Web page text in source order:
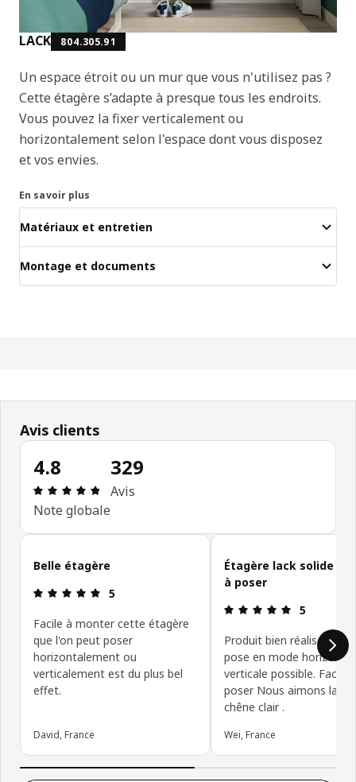
LACK 804.305.91
Un espace étroit ou un mur que vous n'utilisez pas ?
Cette étagère s’adapte à presque tous les endroits.
Vous pouvez la fixer verticalement ou
horizontalement selon l'espace dont vous disposez
et vos envies.
En savoir plus
Matériaux et entretien
Montage et documents
Avis clients
4.8
Avis: 4.8 sur 5 étoiles Nombre total d'avis: 329
Note globale
329
Avis
Ignorer les avis clients
Belle étagère
Avis: 5 sur 5 étoiles
5
Facile à monter cette étagère
que l'on peut poser
horizontalement ou
verticalement est du plus bel
effet.
David, France
Étagère lack solide et
à poser
Avis: 5 sur
5
Produit bien réalisé et
pose en mode
verticale possible. Facile
poser Nous aimons la
chêne clair .
Wei, France